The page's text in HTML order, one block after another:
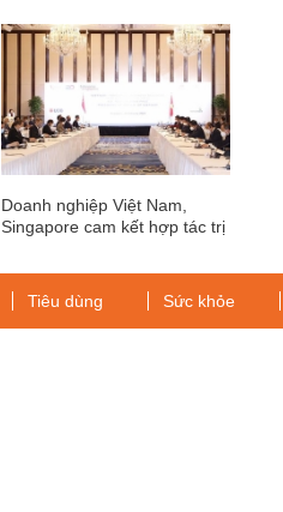
Doanh nghiệp Việt Nam,
Singapore cam kết hợp tác trị
Tiêu dùng Sức khỏe